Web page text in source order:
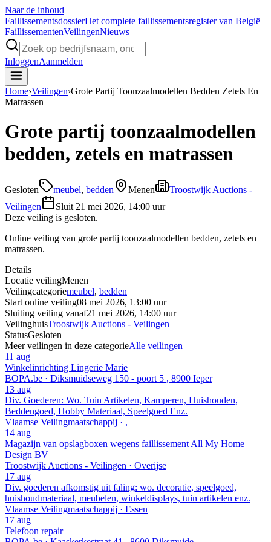
Naar de inhoud
FaillissementsdossierHet complete faillissementsregister van België
FaillissementenVeilingenNieuws
InloggenAanmelden
Home›Veilingen›Grote Partij Toonzaalmodellen Bedden Zetels En
Matrassen
Grote partij toonzaalmodellen
bedden, zetels en matrassen
Gesloten meubel, bedden Menen
Troostwijk Auctions -
Veilingen
Sluit 21 mei 2026, 14:00 uur
Deze veiling is gesloten.
Online veiling van grote partij toonzaalmodellen bedden, zetels en
matrassen.
Details
Locatie veilingMenen
Veilingcategoriemeubel, bedden
Start online veiling08 mei 2026, 13:00 uur
Sluiting veiling vanaf21 mei 2026, 14:00 uur
VeilinghuisTroostwijk Auctions - Veilingen
StatusGesloten
Meer veilingen in deze categorieAlle veilingen
11 aug
Winkelinrichting Lingerie Marie
BOPA.be · Diksmuidseweg 150 - poort 5 , 8900 Ieper
13 aug
Div. Goederen: Wo. Tuin Artikelen, Kamperen, Huishouden,
Beddengoed, Hobby Materiaal, Speelgoed Enz.
Vlaamse Veilingmaatschappij · ,
14 aug
Magazijn van opslagboxen wegens faillissement All My Home
Design BV
Troostwijk Auctions - Veilingen · Overijse
17 aug
Div. goederen afkomstig uit faling: wo. decoratie, speelgoed,
huishoudmateriaal, meubelen, winkeldisplays, tuin artikelen enz.
Vlaamse Veilingmaatschappij · Essen
17 aug
Telefoon repair